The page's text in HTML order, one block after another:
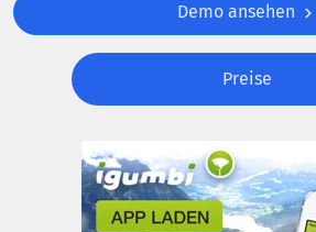
Demo ansehen
Preise